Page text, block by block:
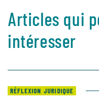
Articles qui
intéresser
RÉFLEXION JURIDIQUE